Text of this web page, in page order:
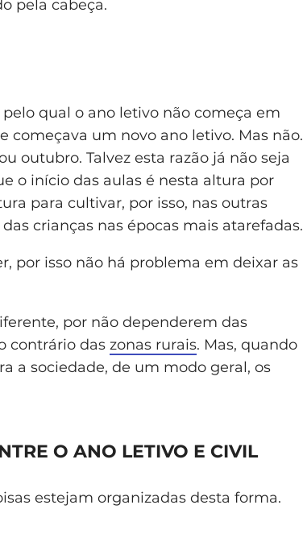
pela cabeça.
qual o ano letivo não começa em
começava um novo ano letivo. Mas não.
outubro. Talvez esta razão já não seja
o início das aulas é nesta altura por
para cultivar, por isso, nas outras
crianças nas épocas mais atarefadas.
por isso não há problema em deixar as
por não dependerem das
contrário das zonas rurais. Mas, quando
a sociedade, de um modo geral, os
O ANO LETIVO E CIVIL
estejam organizadas desta forma.